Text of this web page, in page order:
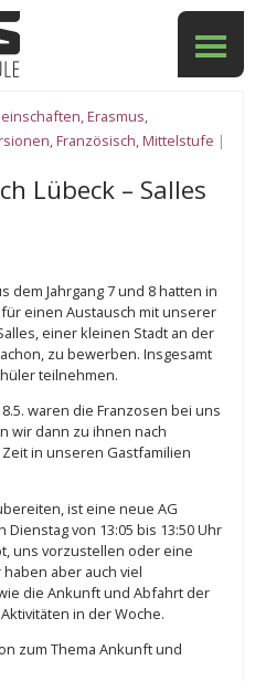
,Erasmus,
,Französisch,Mittelstufe |
Lübeck – Salles
dem Jahrgang 7 und 8 hatten in
einen Austausch mit unserer
einer kleinen Stadt an der
zu bewerben. Insgesamt
teilnehmen.
waren die Franzosen bei uns
wir dann zu ihnen nach
in unseren Gastfamilien
ist eine neue AG
von 13:05 bis 13:50 Uhr
uns vorzustellen oder eine
aber auch viel
die Ankunft und Abfahrt der
in der Woche.
zum Thema Ankunft und